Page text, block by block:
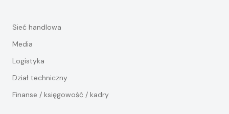
Sieć handlowa
Media
Logistyka
Dział techniczny
Finanse / księgowość / kadry